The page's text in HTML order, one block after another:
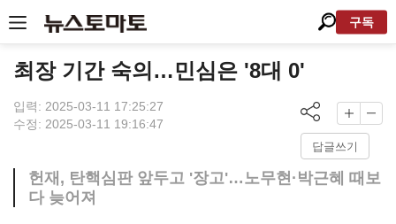
구독
최장 기간 숙의…민심은 '8대 0'
입력: 2025-03-11 17:25:27
수정: 2025-03-11 19:16:47
답글쓰기
헌재, 탄핵심판 앞두고 '장고'…노무현·박근혜 때보
다 늦어져